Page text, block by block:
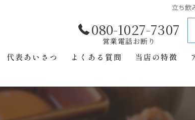
立ち飲
080-1027-7307
代表あいさつ よくある質問 当店の特徴
立ち飲み